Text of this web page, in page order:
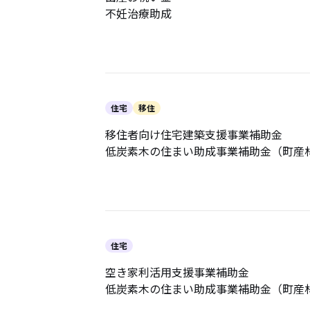
不妊治療助成
住宅 移住
移住者向け住宅建築支援事業補助金
低炭素木の住まい助成事業補助金（町産
住宅
空き家利活用支援事業補助金
低炭素木の住まい助成事業補助金（町産